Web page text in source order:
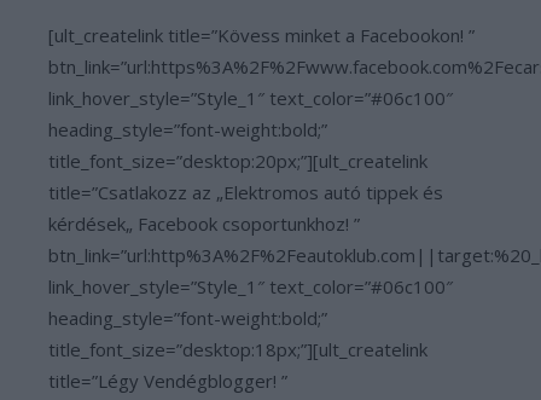
[ult_createlink title=”Kövess minket a Facebookon! ”
link_hover_style=”Style_1″ text_color=”#06c100″
heading_style=”font-weight:bold;”
title_font_size=”desktop:20px;”][ult_createlink
title=”Csatlakozz az „Elektromos autó tippek és
kérdések„ Facebook csoportunkhoz! ”
link_hover_style=”Style_1″ text_color=”#06c100″
heading_style=”font-weight:bold;”
title_font_size=”desktop:18px;”][ult_createlink
title=”Légy Vendégblogger! ”